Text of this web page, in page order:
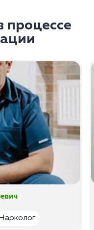
процессе
Нарколог